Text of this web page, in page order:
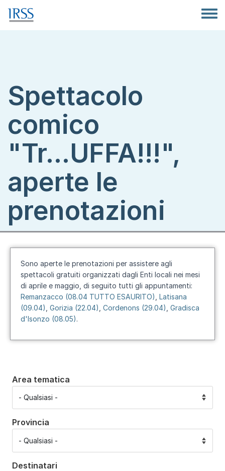
Spettacolo
comico
"Tr...UFFA!!!",
aperte le
prenotazioni
Sono aperte le prenotazioni per assistere agli
spettacoli gratuiti organizzati dagli Enti locali nei mesi
di aprile e maggio, di seguito tutti gli appuntamenti:
Remanzacco (08.04 TUTTO ESAURITO) Latisana
(09.04) Gorizia (22.04) Cordenons (29.04) Gradisca
d'Isonzo (08.05).
Area tematica
Provincia
Destinatari